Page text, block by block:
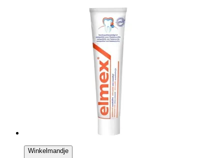
Winkelmandje